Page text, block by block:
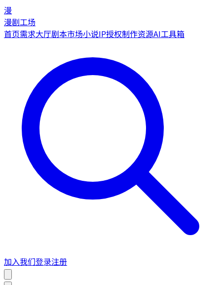
漫
漫剧工场
首页需求大厅剧本市场小说IP授权制作资源AI工具箱
加入我们登录注册